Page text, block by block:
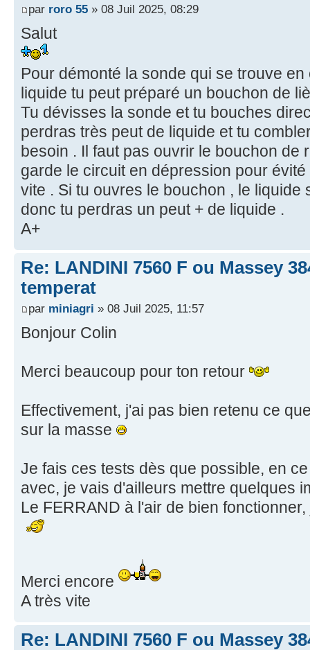
par roro 55 » 08 Juil 2025, 08:29
Salut
Pour démonté la sonde qui se trouve
liquide tu peut préparé un bouchon de
Tu dévisses la sonde et tu bouches
perdras très peut de liquide et tu
besoin . Il faut pas ouvrir le bouchon de
garde le circuit en dépression pour
vite . Si tu ouvres le bouchon , le liquide
donc tu perdras un peut + de liquide .
A+
Re: LANDINI 7560 F ou Massey
temperat
par miniagri » 08 Juil 2025, 11:57
Bonjour Colin
Merci beaucoup pour ton retour
Effectivement, j'ai pas bien retenu ce
sur la masse
Je fais ces tests dès que possible, en
avec, je vais d'ailleurs mettre quelques
Le FERRAND à l'air de bien
Merci encore
A très vite
Re: LANDINI 7560 F ou Massey